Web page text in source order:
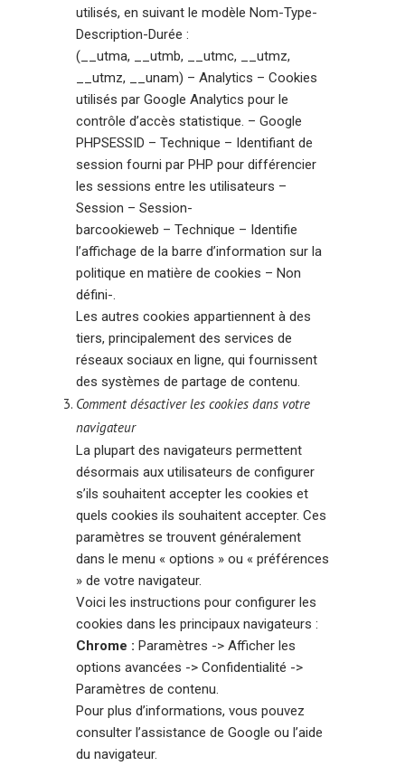
utilisés, en suivant le modèle Nom-Type-
Description-Durée :
(__utma, __utmb, __utmc, __utmz,
__utmz, __unam) – Analytics – Cookies
utilisés par Google Analytics pour le
contrôle d’accès statistique. – Google
PHPSESSID – Technique – Identifiant de
session fourni par PHP pour différencier
les sessions entre les utilisateurs –
Session – Session-
barcookieweb – Technique – Identifie
l’affichage de la barre d’information sur la
politique en matière de cookies – Non
défini-.
Les autres cookies appartiennent à des
tiers, principalement des services de
réseaux sociaux en ligne, qui fournissent
des systèmes de partage de contenu.
Comment désactiver les cookies dans votre
navigateur
La plupart des navigateurs permettent
désormais aux utilisateurs de configurer
s’ils souhaitent accepter les cookies et
quels cookies ils souhaitent accepter. Ces
paramètres se trouvent généralement
dans le menu « options » ou « préférences
» de votre navigateur.
Voici les instructions pour configurer les
cookies dans les principaux navigateurs :
Chrome : Paramètres -> Afficher les
options avancées -> Confidentialité ->
Paramètres de contenu.
Pour plus d’informations, vous pouvez
consulter l’assistance de Google ou l’aide
du navigateur.